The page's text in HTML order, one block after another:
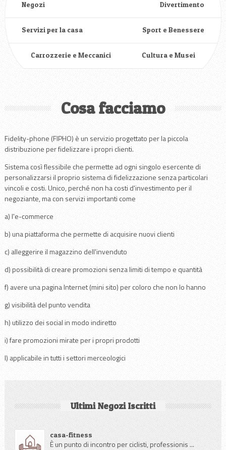
Negozi Divertimento
Servizi per la casa Sport e Benessere
Carrozzerie e Meccanici Cultura e Musei
Cosa facciamo
Fidelity-phone (FIPHO) è un servizio progettato per la piccola
distribuzione per fidelizzare i propri clienti.
Sistema così flessibile che permette ad ogni singolo esercente di
personalizzarsi il proprio sistema di fidelizzazione senza particolari
vincoli e costi. Unico, perché non ha costi d'investimento per il
negoziante, ma con servizi importanti come
a) l'e-commerce
b) una piattaforma che permette di acquisire nuovi clienti
c) alleggerire il magazzino dell'invenduto
d) possibilità di creare promozioni senza limiti di tempo e quantità
f) avere una pagina Internet (mini sito) per coloro che non lo hanno
g) visibilità del punto vendita
h) utilizzo dei social in modo indiretto
i) fare promozioni mirate per i propri prodotti
l) applicabile in tutti i settori merceologici
Ultimi Negozi Iscritti
casa-fitness
È un punto di incontro per ciclisti, professionis ...